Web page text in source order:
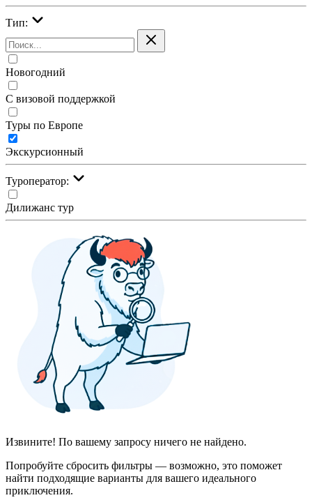
Тип:
Новогодний
С визовой поддержкой
Туры по Европе
Экскурсионный
Туроператор:
Дилижанс тур
Извините! По вашему запросу ничего не найдено.
Попробуйте сбросить фильтры — возможно, это поможет
найти подходящие варианты для вашего идеального
приключения.